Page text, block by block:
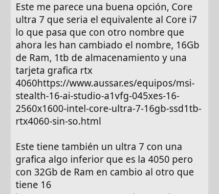
Este me parece una buena opción, Core
ultra 7 que seria el equivalente al Core i7
lo que pasa que con otro nombre que
ahora les han cambiado el nombre, 16Gb
de Ram, 1tb de almacenamiento y una
tarjeta grafica rtx
4060https://www.aussar.es/equipos/msi-
stealth-16-ai-studio-a1vfg-045xes-16-
2560x1600-intel-core-ultra-7-16gb-ssd1tb-
rtx4060-sin-so.html
Este tiene también un ultra 7 con una
grafica algo inferior que es la 4050 pero
con 32Gb de Ram en cambio al otro que
tiene 16